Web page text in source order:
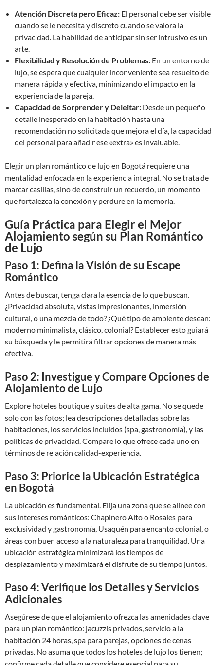
Atención Discreta pero Eficaz: El personal debe ser visible
cuando se le necesita y discreto cuando se valora la
privacidad. La habilidad de anticipar sin ser intrusivo es un
arte.
Flexibilidad y Resolución de Problemas: En un entorno de
lujo, se espera que cualquier inconveniente sea resuelto de
manera rápida y efectiva, minimizando el impacto en la
experiencia de la pareja.
Capacidad de Sorprender y Deleitar: Desde un pequeño
detalle inesperado en la habitación hasta una
recomendación no solicitada que mejora el día, la capacidad
del personal para añadir ese «extra» es invaluable.
Elegir un plan romántico de lujo en Bogotá requiere una
mentalidad enfocada en la experiencia integral. No se trata de
marcar casillas, sino de construir un recuerdo, un momento
que fortalezca la conexión y perdure en la memoria.
Guía Práctica para Elegir el Mejor
Alojamiento según su Plan Romántico
de Lujo
Paso 1: Defina la Visión de su Escape
Romántico
Antes de buscar, tenga clara la esencia de lo que buscan.
¿Privacidad absoluta, vistas impresionantes, inmersión
cultural, o una mezcla de todo? ¿Qué tipo de ambiente desean:
moderno minimalista, clásico, colonial? Establecer esto guiará
su búsqueda y le permitirá filtrar opciones de manera más
efectiva.
Paso 2: Investigue y Compare Opciones de
Alojamiento de Lujo
Explore hoteles boutique y suites de alta gama. No se quede
solo con las fotos; lea descripciones detalladas sobre las
habitaciones, los servicios incluidos (spa, gastronomía), y las
políticas de privacidad. Compare lo que ofrece cada uno en
términos de relación calidad-experiencia.
Paso 3: Priorice la Ubicación Estratégica
en Bogotá
La ubicación es fundamental. Elija una zona que se alinee con
sus intereses románticos: Chapinero Alto o Rosales para
exclusividad y gastronomía, Usaquén para encanto colonial, o
áreas con buen acceso a la naturaleza para tranquilidad. Una
ubicación estratégica minimizará los tiempos de
desplazamiento y maximizará el disfrute de su tiempo juntos.
Paso 4: Verifique los Detalles y Servicios
Adicionales
Asegúrese de que el alojamiento ofrezca las amenidades clave
para un plan romántico: jacuzzis privados, servicio a la
habitación 24 horas, spa para parejas, opciones de cenas
privadas. No asuma que todos los hoteles de lujo los tienen;